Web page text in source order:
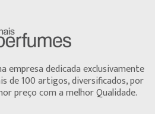
empresa dedicada exclusivamente
de 100 artigos, diversificados, por
preço com a melhor Qualidade.